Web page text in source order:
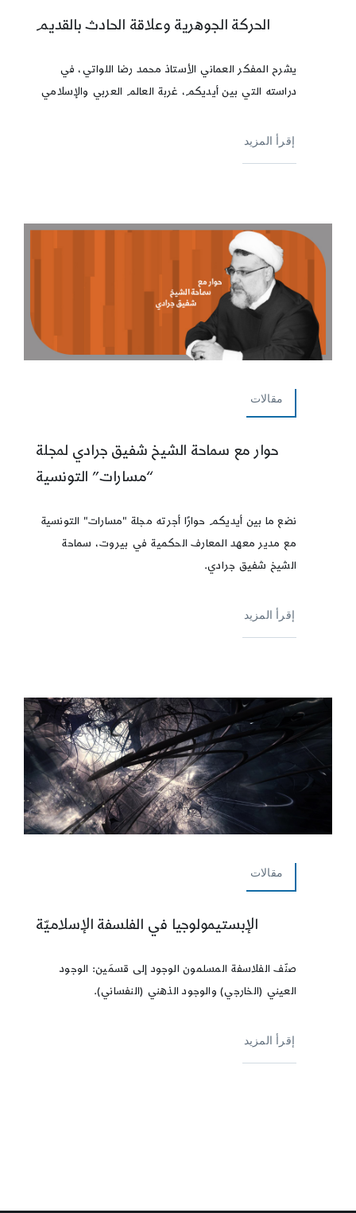
الحركة الجوهرية وعلاقة الحادث بالقديم
يشرح المفكر العماني الأستاذ محمد رضا اللواتي، في
دراسته التي بين أيديكم، غربة العالم العربي والإسلامي
إقرأ المزيد
مقالات
حوار مع سماحة الشيخ شفيق جرادي لمجلة
“مسارات” التونسية
نضع ما بين أيديكم حوارًا أجرته مجلة "مسارات" التونسية
مع مدير معهد المعارف الحكمية في بيروت، سماحة
الشيخ شفيق جرادي.
إقرأ المزيد
مقالات
الإبستيمولوجيا في الفلسفة الإسلاميّة
صنّف الفلاسفة المسلمون الوجود إلى قسمَين: الوجود
العيني (الخارجي) والوجود الذهني (النفساني).
إقرأ المزيد